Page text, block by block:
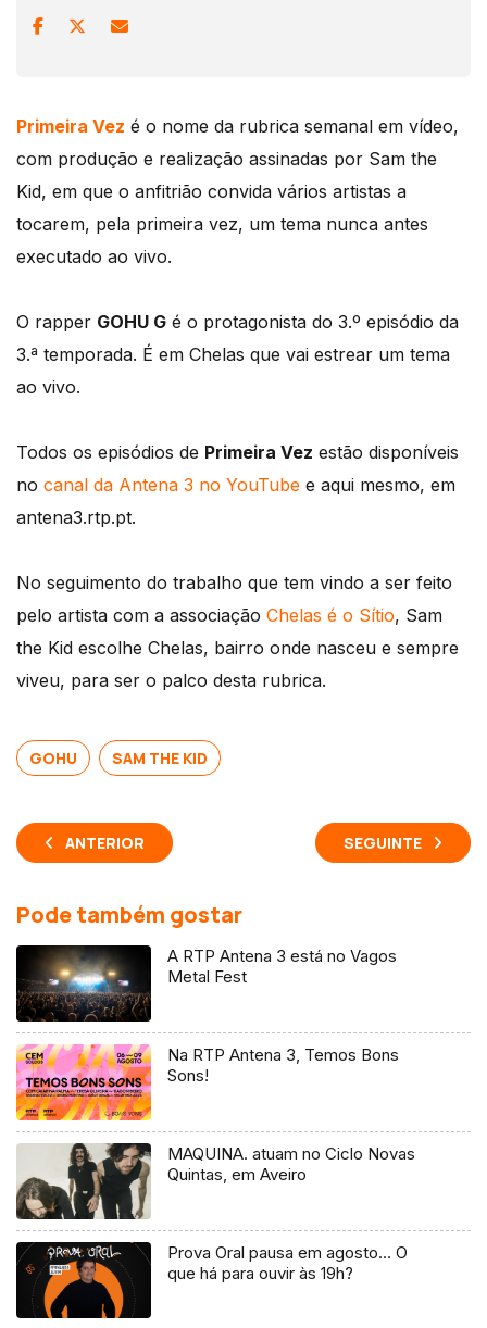
Primeira Vez é o nome da rubrica semanal em vídeo,
com produção e realização assinadas por Sam the
Kid, em que o anfitrião convida vários artistas a
tocarem, pela primeira vez, um tema nunca antes
executado ao vivo.
O rapper GOHU G é o protagonista do 3.º episódio da
3.ª temporada. É em Chelas que vai estrear um tema
ao vivo.
Todos os episódios de Primeira Vez estão disponíveis
no canal da Antena 3 no YouTube e aqui mesmo, em
antena3.rtp.pt.
No seguimento do trabalho que tem vindo a ser feito
pelo artista com a associação Chelas é o Sítio, Sam
the Kid escolhe Chelas, bairro onde nasceu e sempre
viveu, para ser o palco desta rubrica.
GOHU SAM THE KID
ANTERIOR SEGUINTE
Pode também gostar
A RTP Antena 3 está no Vagos
Metal Fest
Na RTP Antena 3, Temos Bons
Sons!
MAQUINA. atuam no Ciclo Novas
Quintas, em Aveiro
Prova Oral pausa em agosto… O
que há para ouvir às 19h?